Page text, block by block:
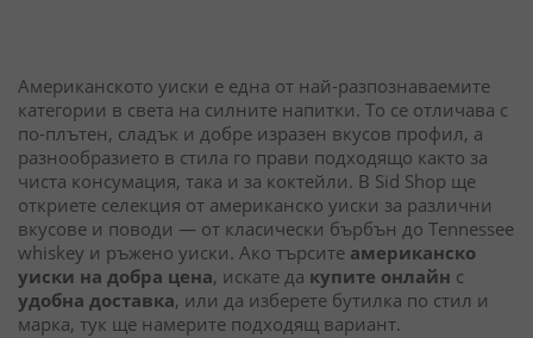
страница
Американското уиски е една от най-разпознаваемите
категории в света на силните напитки. То се отличава с
по-плътен, сладък и добре изразен вкусов профил, а
разнообразието в стила го прави подходящо както за
чиста консумация, така и за коктейли. В Sid Shop ще
откриете селекция от американско уиски за различни
вкусове и поводи — от класически бърбън до Tennessee
whiskey и ръжено уиски. Ако търсите американско
уиски на добра цена, искате да купите онлайн с
удобна доставка, или да изберете бутилка по стил и
марка, тук ще намерите подходящ вариант.